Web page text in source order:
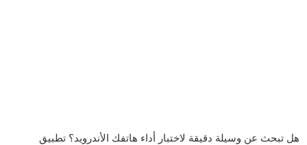
هل تبحث عن وسيلة دقيقة لاختبار أداء هاتفك الأندرويد؟ تطبيق